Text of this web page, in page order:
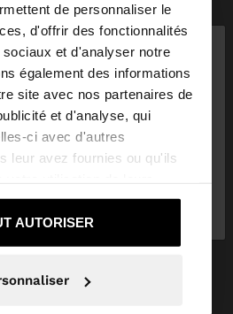
de personnaliser le
d'offrir des fonctionnalités
et d'analyser notre
également des informations
site avec nos partenaires de
et d'analyse, qui
ci avec d'autres
leur avez fournies ou qu'ils
AUTORISER
×
depuis Luxembourg. Voulez-
au United States?